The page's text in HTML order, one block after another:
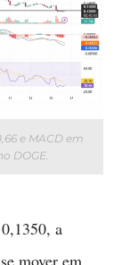
e MACD em
DOGE.
a